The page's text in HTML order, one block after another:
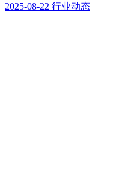
2025-08-22 行业动态